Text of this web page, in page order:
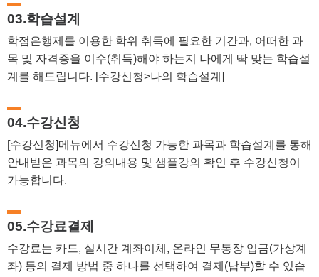
03.학습설계
학점은행제를 이용한 학위 취득에 필요한 기간과, 어떠한 과
목 및 자격증을 이수(취득)해야 하는지 나에게 딱 맞는 학습설
계를 해드립니다. [수강신청>나의 학습설계]
04.수강신청
[수강신청]메뉴에서 수강신청 가능한 과목과 학습설계를 통해
안내받은 과목의 강의내용 및 샘플강의 확인 후 수강신청이
가능합니다.
05.수강료결제
수강료는 카드, 실시간 계좌이체, 온라인 무통장 입금(가상계
좌) 등의 결제 방법 중 하나를 선택하여 결제(납부)할 수 있습